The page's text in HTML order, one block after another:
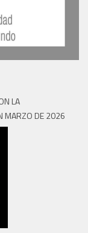
LA
MARZO DE 2026